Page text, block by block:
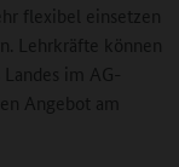
flexibel einsetzen
Lehrkräfte können
im AG-
Angebot am